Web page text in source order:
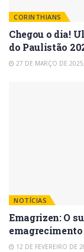
CORINTHIANS
Chegou o dia!
do Paulistão
27 DE MARÇO DE
NOTÍCIAS
Emagrizen: O
12 DE FEVEREIRO DE